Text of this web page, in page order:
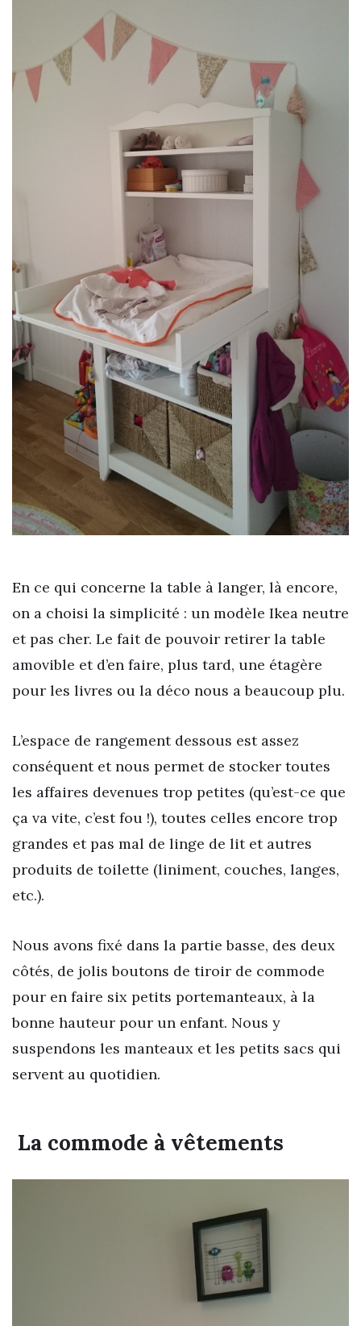
En ce qui concerne la table à langer, là encore,
on a choisi la simplicité : un modèle Ikea neutre
et pas cher. Le fait de pouvoir retirer la table
amovible et d’en faire, plus tard, une étagère
pour les livres ou la déco nous a beaucoup plu.
L’espace de rangement dessous est assez
conséquent et nous permet de stocker toutes
les affaires devenues trop petites (qu’est-ce que
ça va vite, c’est fou !), toutes celles encore trop
grandes et pas mal de linge de lit et autres
produits de toilette (liniment, couches, langes,
etc.).
Nous avons fixé dans la partie basse, des deux
côtés, de jolis boutons de tiroir de commode
pour en faire six petits portemanteaux, à la
bonne hauteur pour un enfant. Nous y
suspendons les manteaux et les petits sacs qui
servent au quotidien.
La commode à vêtements